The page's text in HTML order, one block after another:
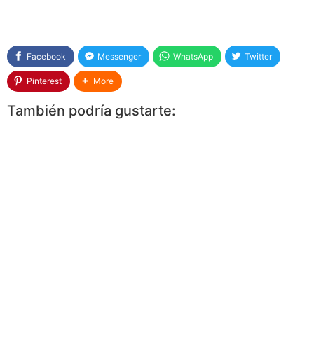
Facebook Messenger WhatsApp Twitter
Pinterest More
También podría gustarte: